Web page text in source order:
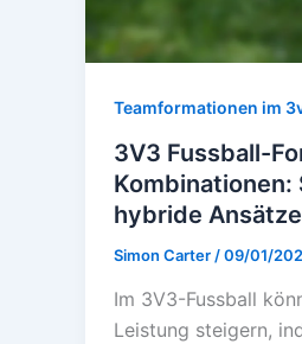
Teamformationen im
3V3 Fussball-
Kombinationen:
hybride Ansätze
Simon Carter /09/01/
Im 3V3-Fussball
Leistung steigern,